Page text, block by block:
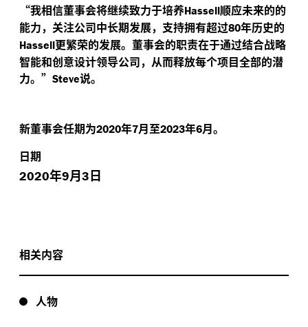
“我相信董事会将继续致力于培养Hassell顺应未来的的
能力，关注公司中长期发展，支持拥有超过80年历史的
Hassell更繁荣的发展。董事会的职责在于通过结合战略
智能和创意设计领导公司，从而释放每个项目全部的潜
力。” Steve说。
新董事会任期为2020年7月至2023年6月。
日期
2020年9月3日
相关内容
人物